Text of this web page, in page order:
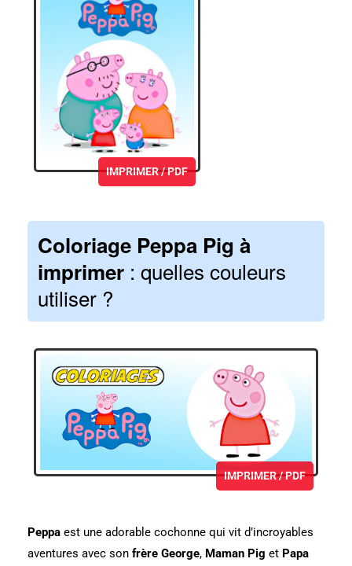
IMPRIMER / PDF
Coloriage Peppa Pig à
imprimer : quelles couleurs
utiliser ?
IMPRIMER / PDF
Peppa est une adorable cochonne qui vit d’incroyables
aventures avec son frère George, Maman Pig et Papa